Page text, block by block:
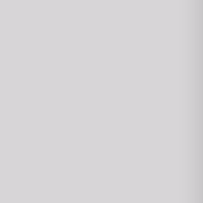
Te asesoramos
tu compra: tallas, envíos y
descuento en tu primera compra
canal que prefieras 💕